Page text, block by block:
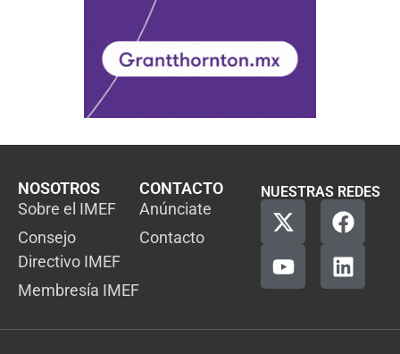
NOSOTROS
Sobre el IMEF
Consejo
Directivo IMEF
Membresía IMEF
CONTACTO
Anúnciate
Contacto
NUESTRAS REDES